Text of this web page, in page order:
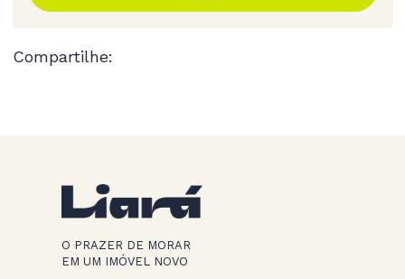
Compartilhe:
O PRAZER DE MORAR
EM UM IMÓVEL NOVO